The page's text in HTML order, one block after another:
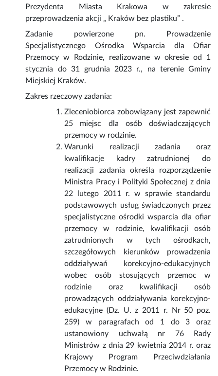
Prezydenta Miasta Krakowa w zakresie
przeprowadzenia akcji „ Kraków bez plastiku” .
Zadanie powierzone pn. Prowadzenie
Specjalistycznego Ośrodka Wsparcia dla Ofiar
Przemocy w Rodzinie, realizowane w okresie od 1
stycznia do 31 grudnia 2023 r., na terenie Gminy
Miejskiej Kraków.
Zakres rzeczowy zadania:
Zleceniobiorca zobowiązany jest zapewnić
25 miejsc dla osób doświadczających
przemocy w rodzinie.
Warunki realizacji zadania oraz
kwalifikacje kadry zatrudnionej do
realizacji zadania określa rozporządzenie
Ministra Pracy i Polityki Społecznej z dnia
22 lutego 2011 r. w sprawie standardu
podstawowych usług świadczonych przez
specjalistyczne ośrodki wsparcia dla ofiar
przemocy w rodzinie, kwalifikacji osób
zatrudnionych w tych ośrodkach,
szczegółowych kierunków prowadzenia
oddziaływań korekcyjno-edukacyjnych
wobec osób stosujących przemoc w
rodzinie oraz kwalifikacji osób
prowadzących oddziaływania korekcyjno-
edukacyjne (Dz. U. z 2011 r. Nr 50 poz.
259) w paragrafach od 1 do 3 oraz
ustanowiony uchwałą nr 76 Rady
Ministrów z dnia 29 kwietnia 2014 r. oraz
Krajowy Program Przeciwdziałania
Przemocy w Rodzinie.